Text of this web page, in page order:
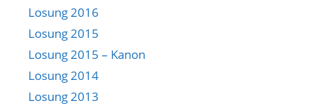
Losung 2016
Losung 2015
Losung 2015 – Kanon
Losung 2014
Losung 2013